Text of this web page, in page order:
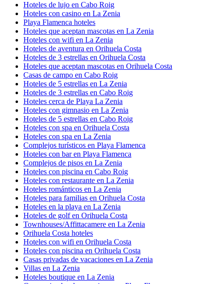
Hoteles de lujo en Cabo Roig
Hoteles con casino en La Zenia
Playa Flamenca hoteles
Hoteles que aceptan mascotas en La Zenia
Hoteles con wifi en La Zenia
Hoteles de aventura en Orihuela Costa
Hoteles de 3 estrellas en Orihuela Costa
Hoteles que aceptan mascotas en Orihuela Costa
Casas de campo en Cabo Roig
Hoteles de 5 estrellas en La Zenia
Hoteles de 3 estrellas en Cabo Roig
Hoteles cerca de Playa La Zenia
Hoteles con gimnasio en La Zenia
Hoteles de 5 estrellas en Cabo Roig
Hoteles con spa en Orihuela Costa
Hoteles con spa en La Zenia
Complejos turísticos en Playa Flamenca
Hoteles con bar en Playa Flamenca
Complejos de pisos en La Zenia
Hoteles con piscina en Cabo Roig
Hoteles con restaurante en La Zenia
Hoteles románticos en La Zenia
Hoteles para familias en Orihuela Costa
Hoteles en la playa en La Zenia
Hoteles de golf en Orihuela Costa
Townhouses/Affittacamere en La Zenia
Orihuela Costa hoteles
Hoteles con wifi en Orihuela Costa
Hoteles con piscina en Orihuela Costa
Casas privadas de vacaciones en La Zenia
Villas en La Zenia
Hoteles boutique en La Zenia